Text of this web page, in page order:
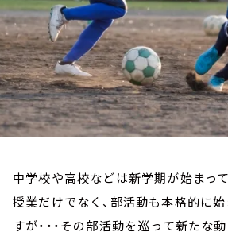
中学校や高校などは新学期が始まっ
授業だけでなく、部活動も本格的に
すが・・・その部活動を巡って新たな